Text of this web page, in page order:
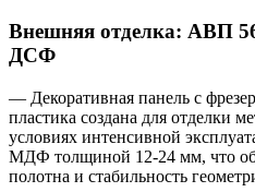
Внешняя отделка: АВП
ДСФ
— Декоративная панель с
пластика создана для отделки
условиях интенсивной
МДФ толщиной 12-24 мм, что
полотна и стабильность